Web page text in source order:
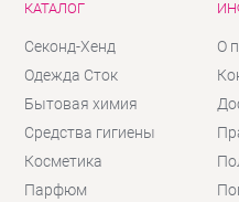
КАТАЛОГ
Секонд-Хенд
Одежда Сток
Бытовая химия
Средства гигиены
Косметика
Парфюм
О